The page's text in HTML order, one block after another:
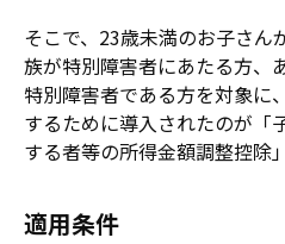
そこで、23歳未満のお子さん
族が特別障害者にあたる方、
特別障害者である方を対象に
するために導入されたのが「
する者等の所得金額調整控除
適用条件